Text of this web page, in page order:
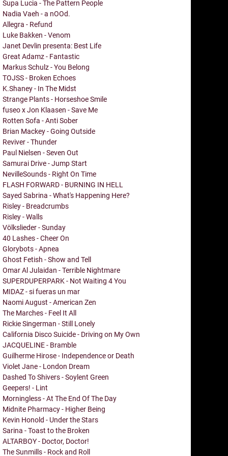
Supa Lucia - The Pattern People
Nadia Vaeh - a nOOd.
Allegra - Refund
Luke Bakken - Venom
Janet Devlin presenta: Best Life
Great Adamz - Fantastic
Markus Schulz - You Belong
TOJSS - Broken Echoes
K.Shaney - In The Midst
Strange Plants - Horseshoe Smile
fuseo x Jon Klaasen - Save Me
Rotten Sofa - Anti Sober
Brian Mackey - Going Outside
Reviver - Thunder
Paul Nielsen - Seven Out
Samurai Drive - Jump Start
NevilleSounds - Right On Time
FLASH FORWARD - BURNING IN HELL
Sayed Sabrina - What's Happening Here?
Risley - Breadcrumbs
Risley - Walls
Völkslieder - Sunday
40 Lashes - Cheer On
Glorybots - Apnea
Ghost Fetish - Show and Tell
Omar Al Julaidan - Terrible Nightmare
SUPERDUPERPARK - Not Waiting 4 You
MIDAZ - si fueras un mar
Naomi August - American Zen
The Marches - Feel It All
Rickie Singerman - Still Lonely
California Disco Suicide - Driving on My Own
JACQUELINE - Bramble
Guilherme Hirose - Independence or Death
Violet Jane - London Dream
Dashed To Shivers - Soylent Green
Geepers! - Lint
Morningless - At The End Of The Day
Midnite Pharmacy - Higher Being
Kevin Honold - Under the Stars
Sarina - Toast to the Broken
ALTARBOY - Doctor, Doctor!
The Sunmills - Rock and Roll